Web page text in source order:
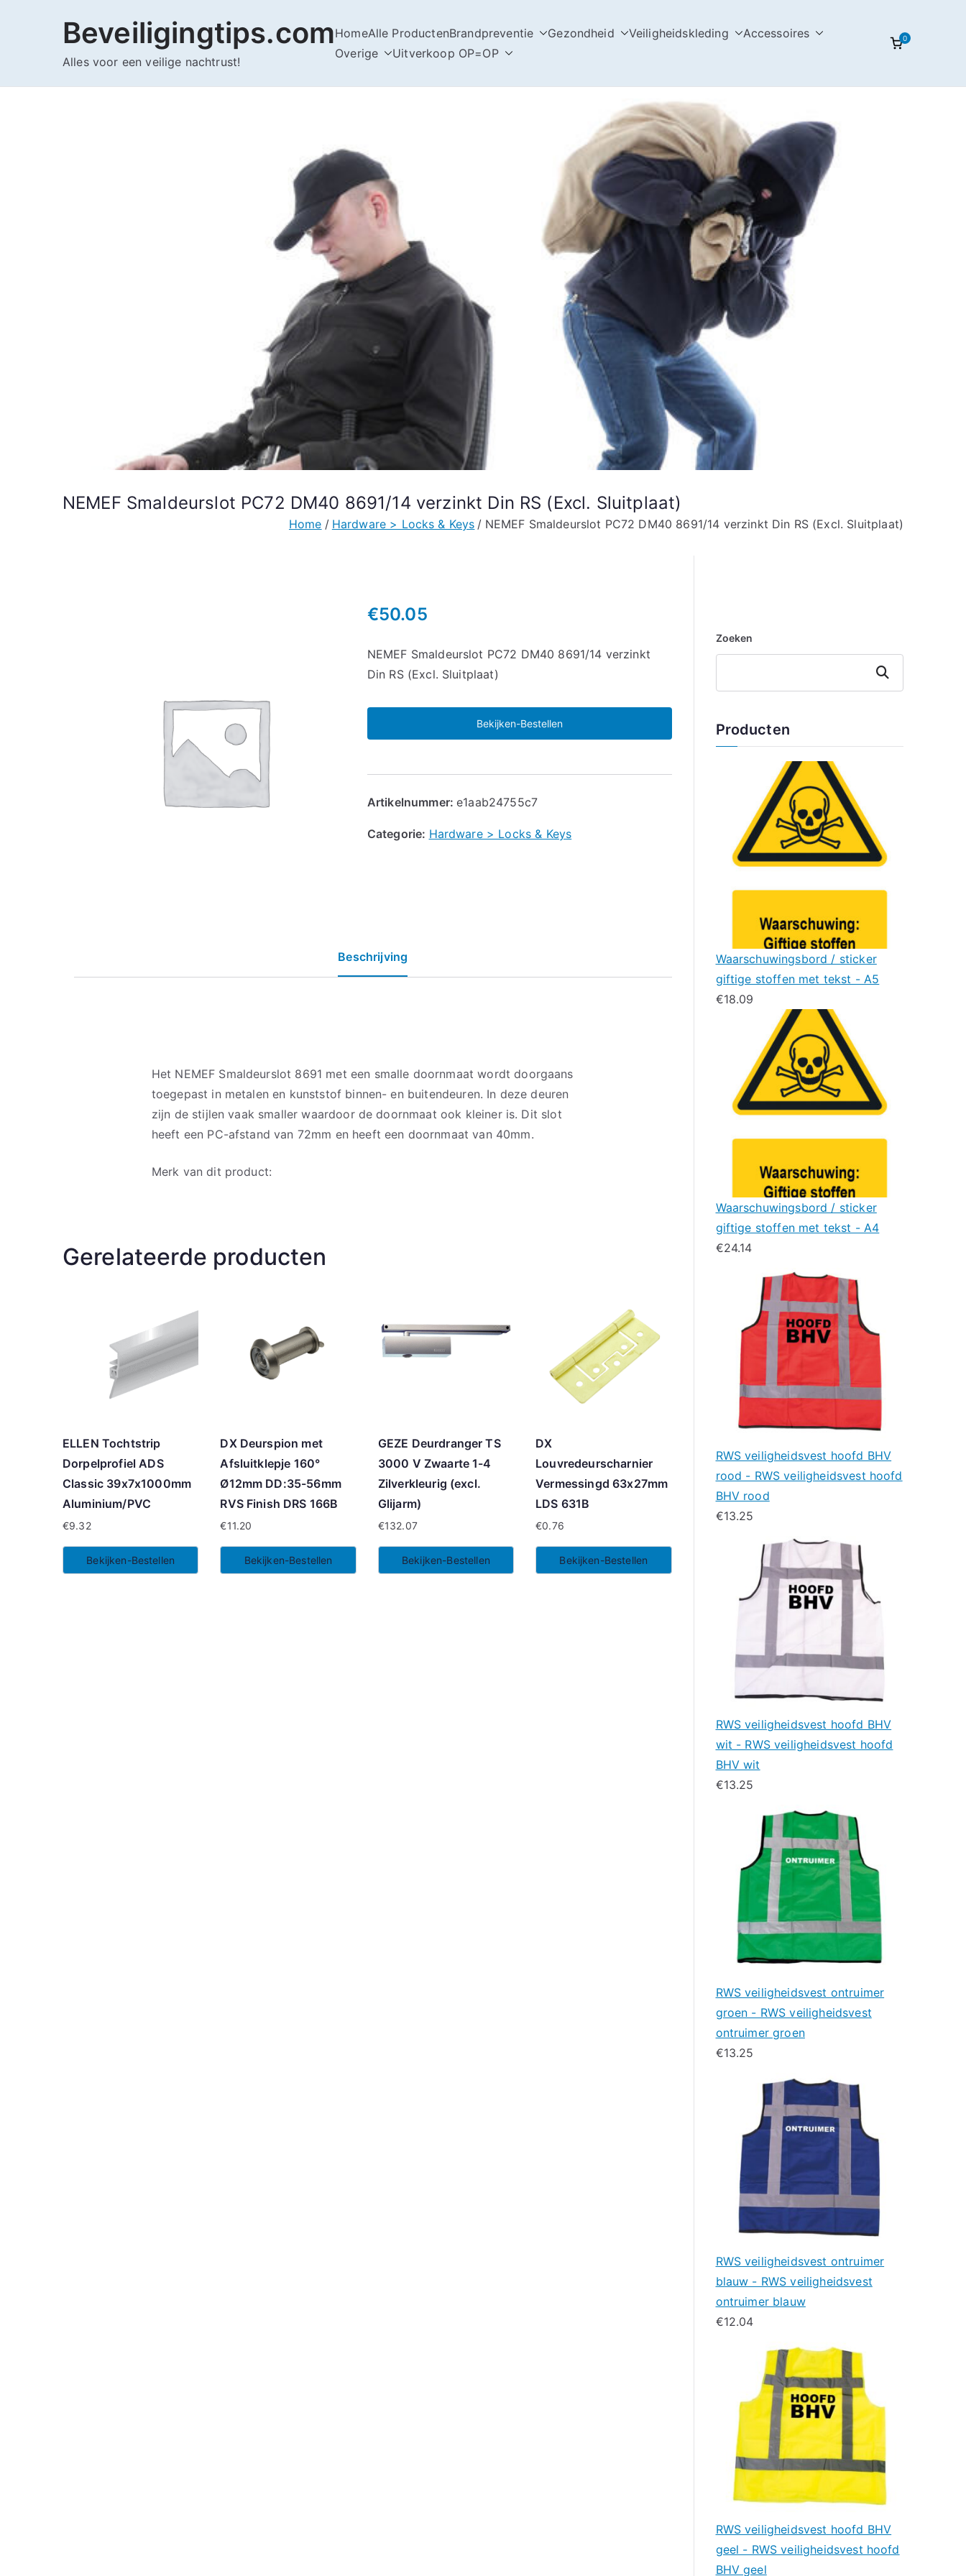
Beveiligingtips.com
Alles voor een veilige nachtrust!
HomeAlle ProductenBrandpreventie Gezondheid Veiligheidskleding
Accessoires
Overige
Uitverkoop OP=OP
0
NEMEF Smaldeurslot PC72 DM40 8691/14 verzinkt Din RS (Excl. Sluitplaat)
Home Hardware > Locks & Keys NEMEF Smaldeurslot PC72 DM40 8691/14 verzinkt Din RS (Excl. Sluitplaat)
€50.05
NEMEF Smaldeurslot PC72 DM40 8691/14 verzinkt
Din RS (Excl. Sluitplaat)
Bekijken-Bestellen
Artikelnummer:e1aab24755c7
Categorie: Hardware > Locks & Keys
Beschrijving
Het NEMEF Smaldeurslot 8691 met een smalle doornmaat wordt doorgaans
toegepast in metalen en kunststof binnen- en buitendeuren. In deze deuren
zijn de stijlen vaak smaller waardoor de doornmaat ook kleiner is. Dit slot
heeft een PC-afstand van 72mm en heeft een doornmaat van 40mm.
Merk van dit product:
Gerelateerde producten
ELLEN Tochtstrip
Dorpelprofiel ADS
Classic 39x7x1000mm
Aluminium/PVC
€9.32
Bekijken-Bestellen
DX Deurspion met
Afsluitklepje 160°
Ø12mm DD:35-56mm
RVS Finish DRS 166B
€11.20
Bekijken-Bestellen
GEZE Deurdranger TS
3000 V Zwaarte 1-4
Zilverkleurig (excl.
Glijarm)
€132.07
Bekijken-Bestellen
DX
Louvredeurscharnier
Vermessingd 63x27mm
LDS 631B
€0.76
Bekijken-Bestellen
Zoeken
Zoeken
Producten
Waarschuwingsbord / sticker
giftige stoffen met tekst - A5
€18.09
Waarschuwingsbord / sticker
giftige stoffen met tekst - A4
€24.14
RWS veiligheidsvest hoofd BHV
rood - RWS veiligheidsvest hoofd
BHV rood
€13.25
RWS veiligheidsvest hoofd BHV
wit - RWS veiligheidsvest hoofd
BHV wit
€13.25
RWS veiligheidsvest ontruimer
groen - RWS veiligheidsvest
ontruimer groen
€13.25
RWS veiligheidsvest ontruimer
blauw - RWS veiligheidsvest
ontruimer blauw
€12.04
RWS veiligheidsvest hoofd BHV
geel - RWS veiligheidsvest hoofd
BHV geel